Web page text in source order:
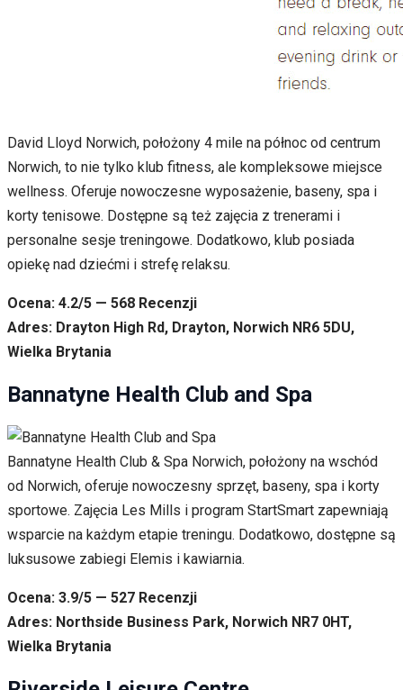
David Lloyd Norwich, położony 4 mile na północ od centrum
Norwich, to nie tylko klub fitness, ale kompleksowe miejsce
wellness. Oferuje nowoczesne wyposażenie, baseny, spa i
korty tenisowe. Dostępne są też zajęcia z trenerami i
personalne sesje treningowe. Dodatkowo, klub posiada
opiekę nad dziećmi i strefę relaksu.
Ocena: 4.2/5 — 568 Recenzji
Adres: Drayton High Rd, Drayton, Norwich NR6 5DU,
Wielka Brytania
Bannatyne Health Club and Spa
Bannatyne Health Club & Spa Norwich, położony na wschód
od Norwich, oferuje nowoczesny sprzęt, baseny, spa i korty
sportowe. Zajęcia Les Mills i program StartSmart zapewniają
wsparcie na każdym etapie treningu. Dodatkowo, dostępne są
luksusowe zabiegi Elemis i kawiarnia.
Ocena: 3.9/5 — 527 Recenzji
Adres: Northside Business Park, Norwich NR7 0HT,
Wielka Brytania